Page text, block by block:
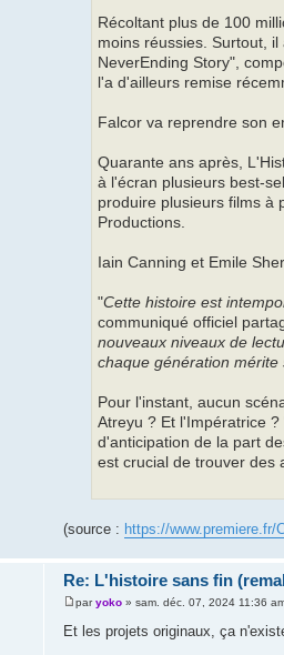
Récoltant plus de 100
moins réussies. Surtout,
NeverEnding Story",
l'a d'ailleurs remise
Falcor va reprendre son
Quarante ans après,
à l'écran plusieurs best-
produire plusieurs films à
Productions.
Iain Canning et Emile
"Cette histoire est
communiqué officiel
nouveaux niveaux de
chaque génération
Pour l'instant, aucun
Atreyu ? Et l'Impératrice
d'anticipation de la part
est crucial de trouver des
(source : https://www.premiere.fr/
Re: L'histoire sans fin
M
e
s
paryoko» sam. déc. 07, 2024 11:36
Et les projets originaux, ça